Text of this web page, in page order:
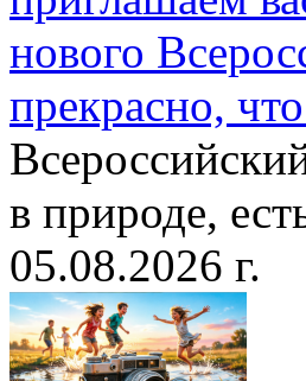
нового
прекрасно,
в природе,
05.08.2026 г.